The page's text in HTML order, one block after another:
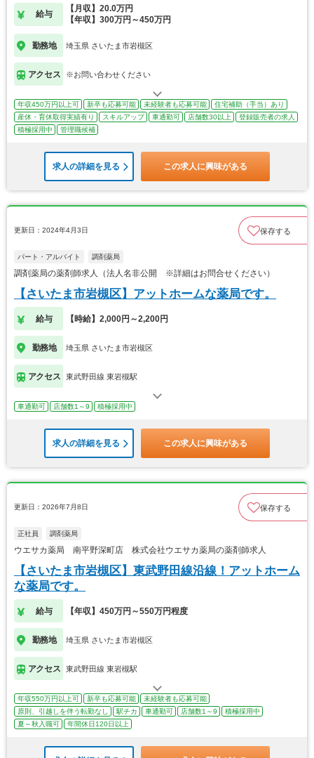
給与
【月収】20.0万円
【年収】300万円～450万円
勤務地 埼玉県 さいたま市岩槻区
アクセス ※お問い合わせください
年収450万円以上可 新卒も応募可能 未経験者も応募可能
住宅補助（手当）あり
産休・育休取得実績有り
スキルアップ 車通勤可 店舗数30以上
登録販売者の求人
積極採用中
管理職候補
求人の詳細を見る この求人に興味がある
更新日：2024年4月3日 保存する
パート・アルバイト 調剤薬局
調剤薬局の薬剤師求人（法人名非公開 ※詳細はお問合せください）
【さいたま市岩槻区】アットホームな薬局です。
給与 【時給】2,000円～2,200円
勤務地 埼玉県 さいたま市岩槻区
アクセス 東武野田線 東岩槻駅
車通勤可 店舗数1～9 積極採用中
求人の詳細を見る この求人に興味がある
更新日：2026年7月8日 保存する
正社員 調剤薬局
ウエサカ薬局 南平野深町店 株式会社ウエサカ薬局の薬剤師求人
【さいたま市岩槻区】東武野田線沿線！アットホーム
な薬局です。
給与 【年収】450万円～550万円程度
勤務地 埼玉県 さいたま市岩槻区
アクセス 東武野田線 東岩槻駅
年収550万円以上可 新卒も応募可能
未経験者も応募可能
原則、引越しを伴う転勤なし
駅チカ 車通勤可 店舗数1～9
積極採用中
夏～秋入職可
年間休日120日以上